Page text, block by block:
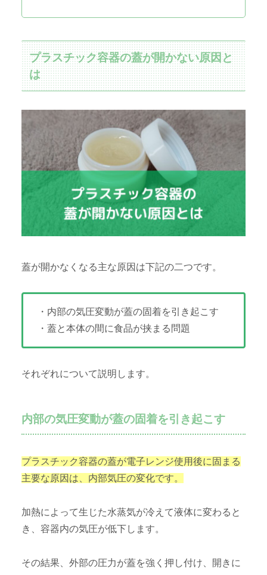
プラスチック容器の蓋が開かない原因と
は
蓋が開かなくなる主な原因は下記の二つです。
・内部の気圧変動が蓋の固着を引き起こす
・蓋と本体の間に食品が挟まる問題
それぞれについて説明します。
内部の気圧変動が蓋の固着を引き起こす
プラスチック容器の蓋が電子レンジ使用後に固まる
主要な原因は、内部気圧の変化です。
加熱によって生じた水蒸気が冷えて液体に変わると
き、容器内の気圧が低下します。
その結果、外部の圧力が蓋を強く押し付け、開きに